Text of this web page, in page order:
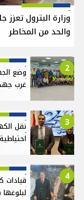
وزارة البترول تعزز
والحد من المخاطر
2
وضع
غرب جهد 500 ك.ف
3
نقل
4
قيادات